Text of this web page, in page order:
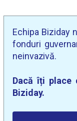
Echipa Biziday
fonduri
neinvazivă.
Dacă îți place
Biziday.